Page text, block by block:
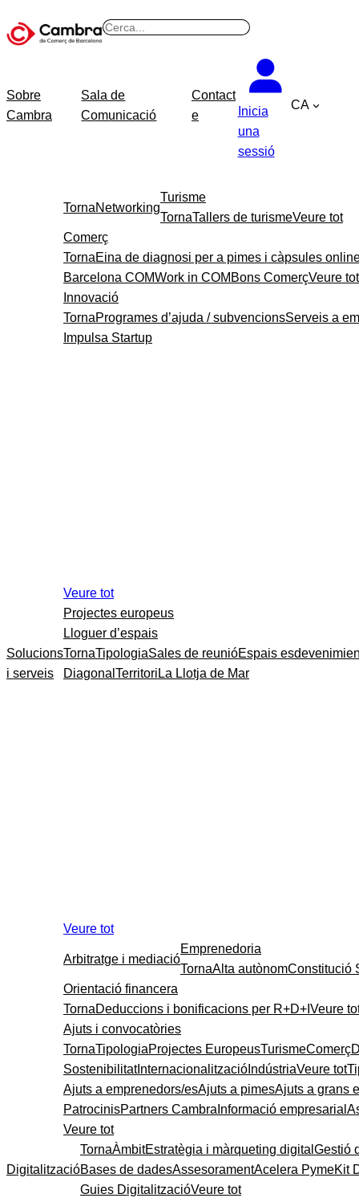
al
B
Sobre
Cambra
Sala de
Comunicació
Contact
e
Inicia
una
sessió
CA
Solucions
i serveis
TornaNetworking
Turisme
TornaTallers de turismeVeure tot
Comerç
TornaEina de diagnosi per a pimes i càpsules
Barcelona COMWork in COM Bons ComerçVeure tot
Innovació
TornaProgrames d’ajuda / subvencionsServeis a
Impulsa Startup
Veure tot
Projectes europeus
Lloguer d’espais
TornaTipologiaSales de reunióEspais
Diagonal Territori La Llotja de Mar
Veure tot
Arbitratge i mediació
Emprenedoria
TornaAlta autònomConstitució
Orientació financera
TornaDeduccions i bonificacions per R+D+I Veure
Ajuts i convocatòries
TornaTipologiaProjectes EuropeusTurismeComerç
SostenibilitatInternacionalització IndústriaVeure tot
Ajuts a emprenedors/esAjuts a pimesAjuts a grans
PatrocinisPartners Cambra Informació empresarial
Veure tot
Digitalització
TornaÀmbitEstratègia i màrqueting digital Gestió
Bases de dadesAssesoramentAcelera PymeKit
Guies DigitalitzacióVeure tot